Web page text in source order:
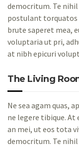
democritum. Te
postulant torquatos
brute saperet mea,
voluptaria ut pri,
at nibh epicuri
The Living
Ne sea agam quas,
ne legere tibique.
an mei, ut eos tota
democritum. Te